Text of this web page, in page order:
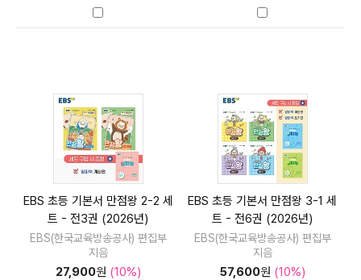
EBS 초등 기본서 만점왕 2-2 세
트 - 전3권 (2026년)
EBS(한국교육방송공사) 편집부
지음
27,900원 (10%)
EBS 초등 기본서 만점왕 3-1 세
트 - 전6권 (2026년)
EBS(한국교육방송공사) 편집부
지음
57,600원 (10%)